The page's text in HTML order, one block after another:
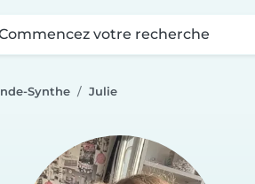
votre recherche
Synthe Julie